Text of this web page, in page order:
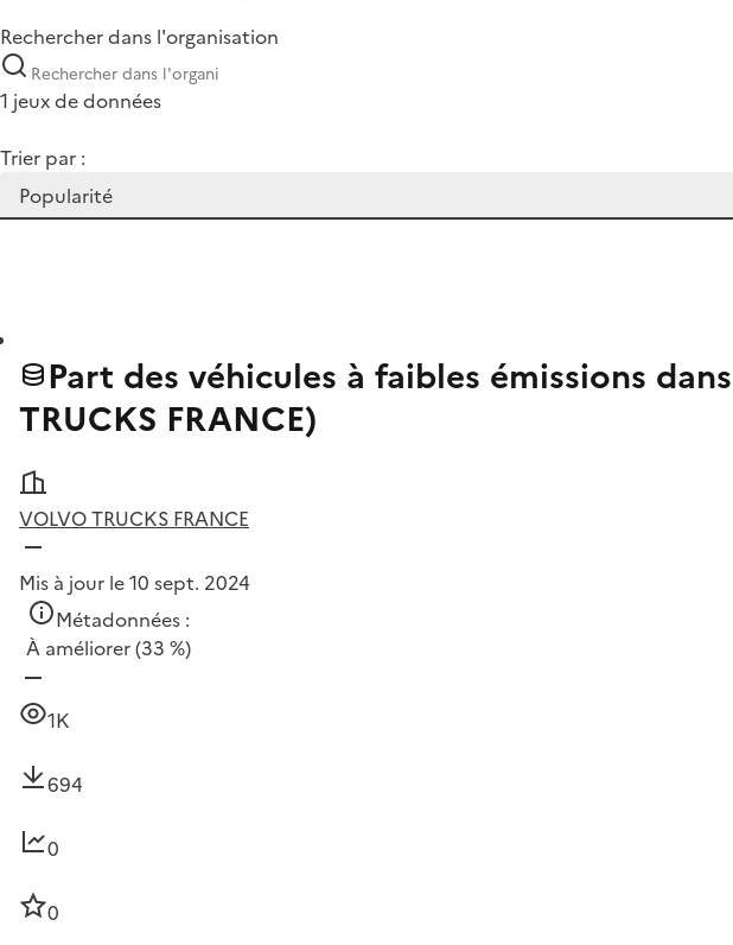
Rechercher dans l'organisation
1 jeux de données
Trier par :
Part des véhicules à faibles émissions
TRUCKS FRANCE)
VOLVO TRUCKS FRANCE
Mis à jour le 10 sept. 2024
Métadonnées :
À améliorer(33 %)
1K
694
0
0